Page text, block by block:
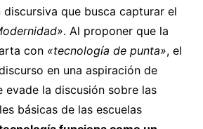
discursiva que busca capturar el
. Al proponer que la
con «tecnología de punta», el
en una aspiración de
evade la discusión sobre las
básicas de las escuelas